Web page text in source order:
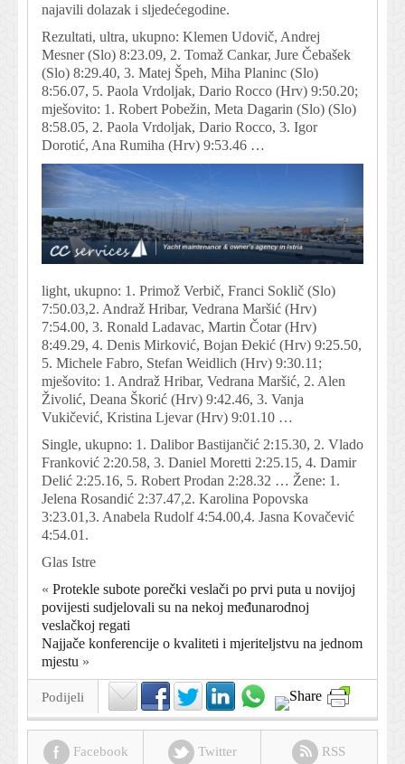
najavili dolazak i sljedećegodine.
Rezultati, ultra, ukupno: Klemen Udovič, Andrej
Mesner (Slo) 8:23.09, 2. Tomaž Cankar, Jure Čebašek
(Slo) 8:29.40, 3. Matej Špeh, Miha Planinc (Slo)
8:56.07, 5. Paola Vrdoljak, Dario Rocco (Hrv) 9:50.20;
mješovito: 1. Robert Pobežin, Meta Dagarin (Slo) (Slo)
8:58.05, 2. Paola Vrdoljak, Dario Rocco, 3. Igor
Dorotić, Ana Rumiha (Hrv) 9:53.46 …
light, ukupno: 1. Primož Verbič, Franci Soklič (Slo)
7:50.03,2. Andraž Hribar, Vedrana Maršić (Hrv)
7:54.00, 3. Ronald Ladavac, Martin Čotar (Hrv)
8:49.29, 4. Denis Mirković, Bojan Đekić (Hrv) 9:25.50,
5. Michele Fabro, Stefan Weidlich (Hrv) 9:30.11;
mješovito: 1. Andraž Hribar, Vedrana Maršić, 2. Alen
Živolić, Deana Škorić (Hrv) 9:42.46, 3. Vanja
Vukičević, Kristina Ljevar (Hrv) 9:01.10 …
Single, ukupno: 1. Dalibor Bastijančić 2:15.30, 2. Vlado
Franković 2:20.58, 3. Daniel Moretti 2:25.15, 4. Damir
Delić 2:25.16, 5. Robert Prodan 2:28.32 … Žene: 1.
Jelena Rosandić 2:37.47,2. Karolina Popovska
3:23.01,3. Anabela Rudolf 4:54.00,4. Jasna Kovačević
4:54.01.
Glas Istre
« Protekle subote porečki veslači po prvi puta u novijoj
povijesti sudjelovali su na nekoj međunarodnoj
veslačkoj regati
Najjače konferencije o kvaliteti i mjeriteljstvu na jednom
mjestu »
Podijeli
Facebook Twitter RSS